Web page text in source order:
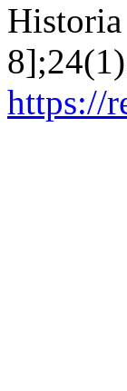
https://